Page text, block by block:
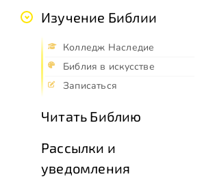
Изучение Библии
Колледж Наследие
Библия в искусстве
Записаться
Читать Библию
Рассылки и
уведомления